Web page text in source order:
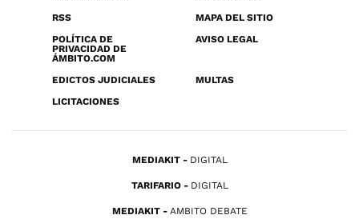
RSS
MAPA DEL SITIO
POLÍTICA DE
PRIVACIDAD DE
ÁMBITO.COM
AVISO LEGAL
EDICTOS JUDICIALES
MULTAS
LICITACIONES
MEDIAKIT DIGITAL
TARIFARIO DIGITAL
MEDIAKIT AMBITO DEBATE